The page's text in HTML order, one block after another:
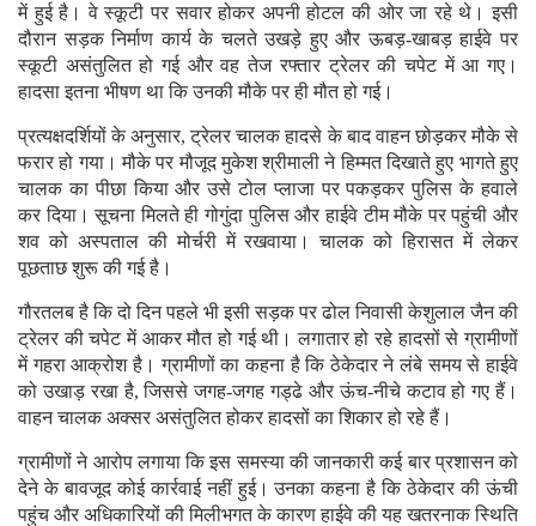
में हुई है। वे स्कूटी पर सवार होकर अपनी होटल की ओर जा रहे थे। इसी
दौरान सड़क निर्माण कार्य के चलते उखड़े हुए और ऊबड़-खाबड़ हाईवे पर
स्कूटी असंतुलित हो गई और वह तेज रफ्तार ट्रेलर की चपेट में आ गए।
हादसा इतना भीषण था कि उनकी मौके पर ही मौत हो गई।
प्रत्यक्षदर्शियों के अनुसार, ट्रेलर चालक हादसे के बाद वाहन छोड़कर मौके से
फरार हो गया। मौके पर मौजूद मुकेश श्रीमाली ने हिम्मत दिखाते हुए भागते हुए
चालक का पीछा किया और उसे टोल प्लाजा पर पकड़कर पुलिस के हवाले
कर दिया। सूचना मिलते ही गोगुंदा पुलिस और हाईवे टीम मौके पर पहुंची और
शव को अस्पताल की मोर्चरी में रखवाया। चालक को हिरासत में लेकर
पूछताछ शुरू की गई है।
गौरतलब है कि दो दिन पहले भी इसी सड़क पर ढोल निवासी केशुलाल जैन की
ट्रेलर की चपेट में आकर मौत हो गई थी। लगातार हो रहे हादसों से ग्रामीणों
में गहरा आक्रोश है। ग्रामीणों का कहना है कि ठेकेदार ने लंबे समय से हाईवे
को उखाड़ रखा है, जिससे जगह-जगह गड्ढे और ऊंच-नीचे कटाव हो गए हैं।
वाहन चालक अक्सर असंतुलित होकर हादसों का शिकार हो रहे हैं।
ग्रामीणों ने आरोप लगाया कि इस समस्या की जानकारी कई बार प्रशासन को
देने के बावजूद कोई कार्रवाई नहीं हुई। उनका कहना है कि ठेकेदार की ऊंची
पहुंच और अधिकारियों की मिलीभगत के कारण हाईवे की यह खतरनाक स्थिति